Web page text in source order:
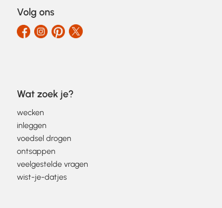
Volg ons
Wat zoek je?
wecken
inleggen
voedsel drogen
ontsappen
veelgestelde vragen
wist-je-datjes